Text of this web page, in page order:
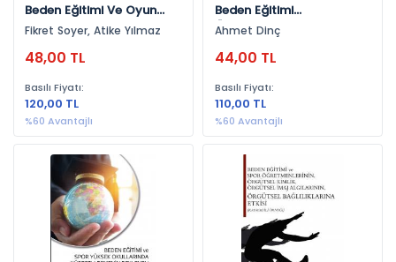
Beden Eğitimi Ve Oyun
Uygulamalarının Hafif
Düzey Zihinsel Engelli
Çocukların Fiziksel
Performans Ve Okul
Sosyal Davranışları
Üzerine Etkisi
Fikret Soyer, Atike Yılmaz
48,00 TL
Basılı Fiyatı:
120,00 TL
%60 Avantajlı
Beden Eğitimi
Öğretmenlerinin Mesleki
Sosyalleşme Ve Psikolojik
Sermaye Düzeyleri
Ahmet Dinç
44,00 TL
Basılı Fiyatı:
110,00 TL
%60 Avantajlı